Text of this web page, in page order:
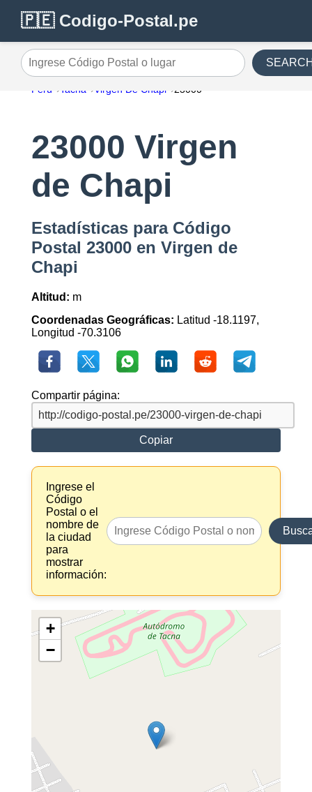
🇵🇪 Codigo-Postal.pe
Ingrese Código Postal o lugar
Perú Tacna Virgen De Chapi 23000
23000 Virgen
de Chapi
Estadísticas para Código
Postal 23000 en Virgen de
Chapi
Altitud: m
Coordenadas Geográficas: Latitud -18.1197,
Longitud -70.3106
Compartir página:
Copiar
Ingrese el
Código
Postal o el
nombre de
la ciudad
para
mostrar
información:
+
−